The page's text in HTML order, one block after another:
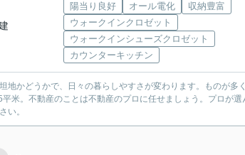
陽当り良好 オール電化
収納豊富
ウォークインクロゼット
ウォークインシューズクロゼット
カウンターキッチン
かどうかで、日々の暮らしやすさが変わります。ものが多
米。不動産のことは不動産のプロに任せましょう。プロが選
い。